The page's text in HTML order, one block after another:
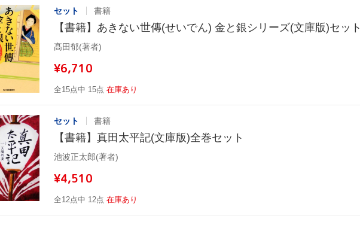
セット 書籍
【書籍】あきない世傳(せいでん) 金と銀シリーズ(文庫版)セット
髙田郁(著者)
¥6,710
全15点中 15点 在庫あり
セット 書籍
【書籍】真田太平記(文庫版)全巻セット
池波正太郎(著者)
¥4,510
全12点中 12点 在庫あり